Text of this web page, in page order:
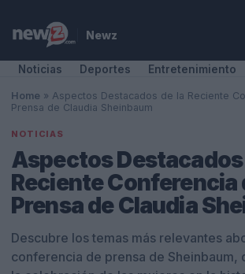
Newz
Noticias Deportes Entretenimiento
Home » Aspectos Destacados de la Reciente
Prensa de Claudia Sheinbaum
NOTICIAS
Aspectos Destacados
Reciente Conferencia
Prensa de Claudia
Descubre los temas más relevantes
conferencia de prensa de Sheinbaum,